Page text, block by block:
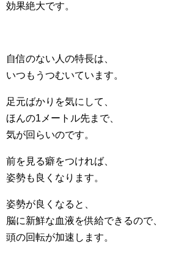
効果絶大です。
自信のない人の特長は、
いつもうつむいています。
足元ばかりを気にして、
ほんの1メートル先まで、
気が回らいのです。
前を見る癖をつければ、
姿勢も良くなります。
姿勢が良くなると、
脳に新鮮な血液を供給できるので、
頭の回転が加速します。